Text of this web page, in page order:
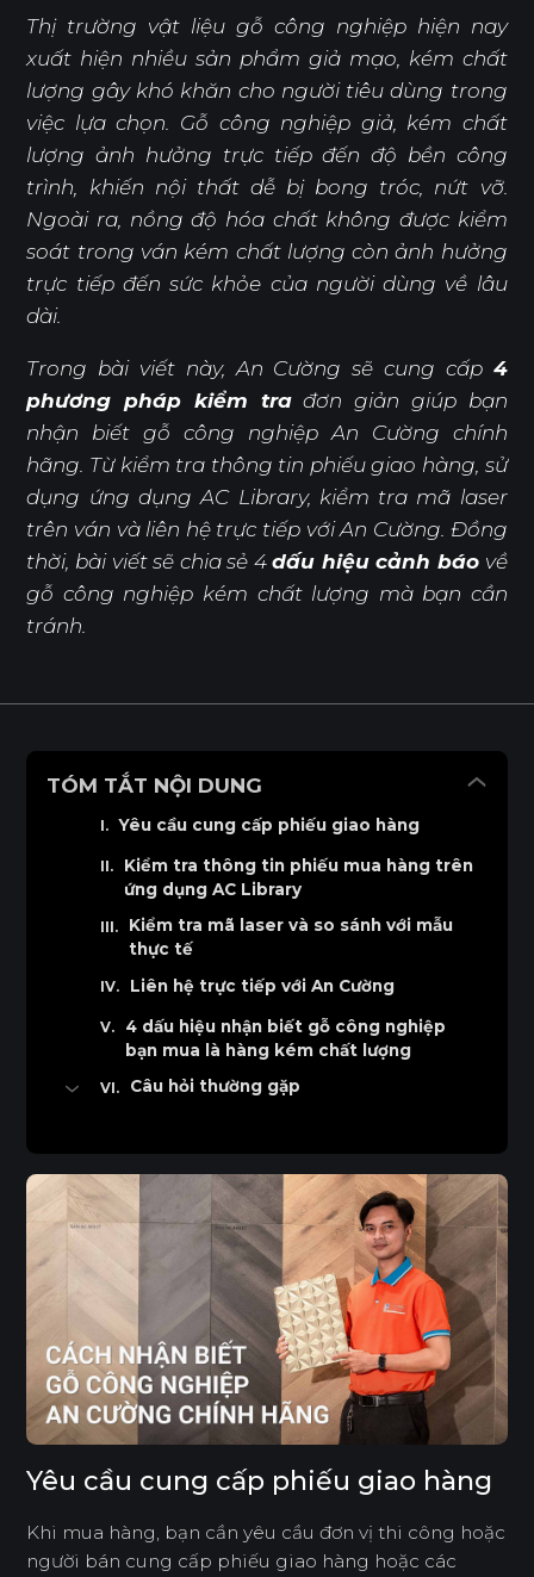
Thị trường vật liệu gỗ công nghiệp hiện nay
xuất hiện nhiều sản phẩm giả mạo, kém chất
lượng gây khó khăn cho người tiêu dùng trong
việc lựa chọn. Gỗ công nghiệp giả, kém chất
lượng ảnh hưởng trực tiếp đến độ bền công
trình, khiến nội thất dễ bị bong tróc, nứt vỡ.
Ngoài ra, nồng độ hóa chất không được kiểm
soát trong ván kém chất lượng còn ảnh hưởng
trực tiếp đến sức khỏe của người dùng về lâu
dài.
Trong bài viết này, An Cường sẽ cung cấp 4
phương pháp kiểm trađơn giản giúp bạn
nhận biết gỗ công nghiệp An Cường chính
hãng. Từ kiểm tra thông tin phiếu giao hàng, sử
dụng ứng dụng AC Library, kiểm tra mã laser
trên ván và liên hệ trực tiếp với An Cường. Đồng
thời, bài viết sẽ chia sẻ 4dấu hiệu cảnh báo về
gỗ công nghiệp kém chất lượng mà bạn cần
tránh.
TÓM TẮT NỘI DUNG
Yêu cầu cung cấp phiếu giao hàng
Kiểm tra thông tin phiếu mua hàng trên
ứng dụng AC Library
Kiểm tra mã laser và so sánh với mẫu
thực tế
Liên hệ trực tiếp với An Cường
4 dấu hiệu nhận biết gỗ công nghiệp
bạn mua là hàng kém chất lượng
Câu hỏi thường gặp
Mua phải gỗ An Cường giả thì khiếu nại ở
đâu?
Chỉ nhìn bề mặt có thể nhận biết được gỗ An
Cường chính hãng không?
Yêu cầu cung cấp phiếu giao hàng
Khi mua hàng, bạn cần yêu cầu đơn vị thi công hoặc
người bán cung cấp phiếu giao hàng hoặc các